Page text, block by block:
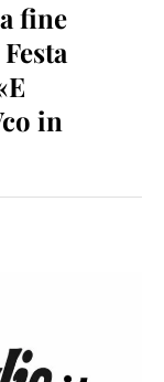
fine
in